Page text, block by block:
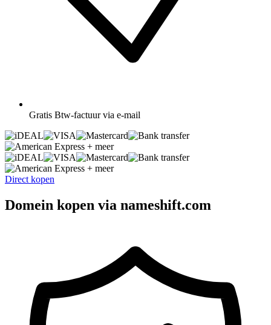
Gratis Btw-factuur via e-mail
+ meer
+ meer
Direct kopen
Domein kopen via nameshift.com